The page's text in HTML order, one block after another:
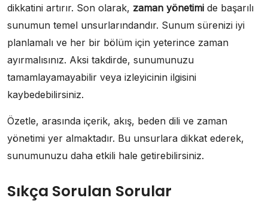
dikkatini artırır. Son olarak, zaman yönetimi de başarılı
sunumun temel unsurlarındandır. Sunum sürenizi iyi
planlamalı ve her bir bölüm için yeterince zaman
ayırmalısınız. Aksi takdirde, sunumunuzu
tamamlayamayabilir veya izleyicinin ilgisini
kaybedebilirsiniz.
Özetle, arasında içerik, akış, beden dili ve zaman
yönetimi yer almaktadır. Bu unsurlara dikkat ederek,
sunumunuzu daha etkili hale getirebilirsiniz.
Sıkça Sorulan Sorular